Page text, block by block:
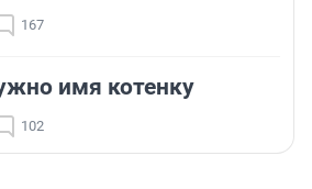
167
имя котенку
102